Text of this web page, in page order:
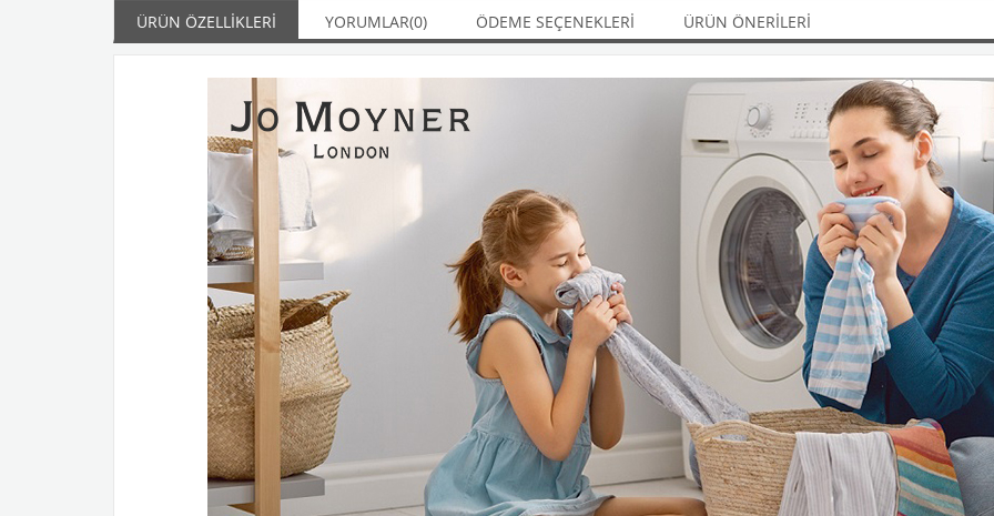
ÜRÜN ÖZELLIKLERI YORUMLAR(0) ÖDEME SEÇENEKLERI ÜRÜN ÖNERILERI